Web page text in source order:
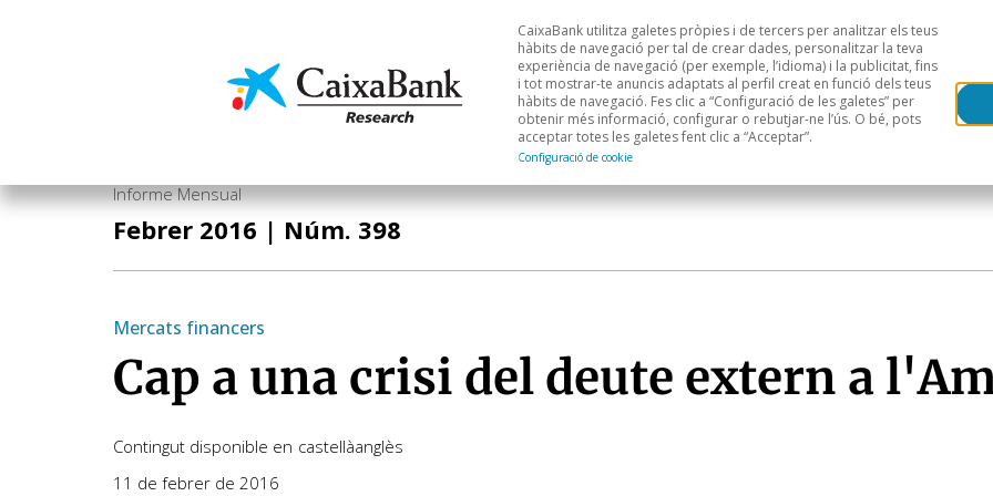
Economia i mercats Anàlisi sectorial Àrees geogràfiques
CaixaBank utilitza galetes pròpies i de tercers per analitzar els teus
hàbits de navegació per tal de crear dades, personalitzar la teva
experiència de navegació (per exemple, l’idioma) i la publicitat, fins
i tot mostrar-te anuncis adaptats al perfil creat en funció dels teus
hàbits de navegació. Fes clic a “Configuració de les galetes” per
obtenir més informació, configurar o rebutjar-ne l’ús. O bé, pots
acceptar totes les galetes fent clic a “Acceptar”.
Configuració de cookie
Informe Mensual
Febrer 2016 | Núm. 398
Mercats financers
Cap a una crisi del deute extern a
Contingut disponible en castellàanglès
11 de febrer de 2016